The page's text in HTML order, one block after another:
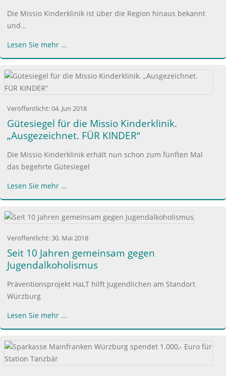
Die Missio Kinderklinik ist über die Region hinaus bekannt
und...
Lesen Sie mehr ...
Veröffentlicht:04. Jun 2018
Gütesiegel für die Missio Kinderklinik.
„Ausgezeichnet. FÜR KINDER“
Die Missio Kinderklinik erhält nun schon zum fünften Mal
das begehrte Gütesiegel
Lesen Sie mehr ...
Veröffentlicht:30. Mai 2018
Seit 10 Jahren gemeinsam gegen
Jugendalkoholismus
Präventionsprojekt HaLT hilft Jugendlichen am Standort
Würzburg
Lesen Sie mehr ...